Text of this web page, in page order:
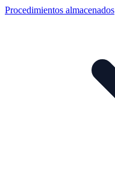
Procedimientos almacenados